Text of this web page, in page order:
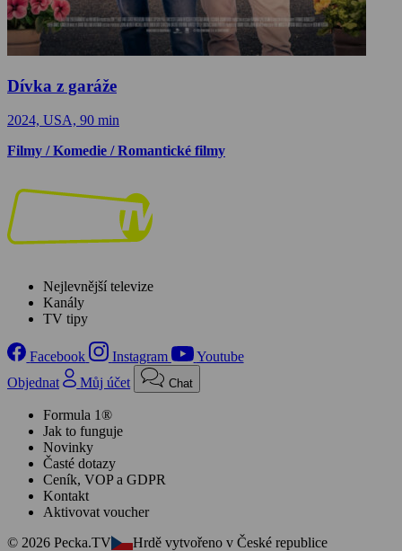
Dívka z garáže
2024, USA, 90 min
Filmy / Komedie / Romantické filmy
Nejlevnější televize
Kanály
TV tipy
Facebook Instagram
Youtube
Objednat
Můj účet Chat
Formula 1®
Jak to funguje
Novinky
Časté dotazy
Ceník, VOP a GDPR
Kontakt
Aktivovat voucher
© 2026 Pecka.TV
Hrdě vytvořeno v České republice